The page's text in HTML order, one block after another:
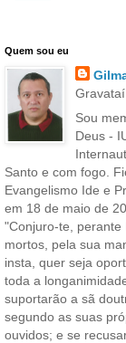
Quem sou eu
Sou
Deus -
Santo e com fogo.
Evangelismo Ide e
em 18 de maio de
"Conjuro-te, perante
mortos, pela sua
insta, quer seja
toda a
suportarão a sã
segundo as suas
ouvidos; e se